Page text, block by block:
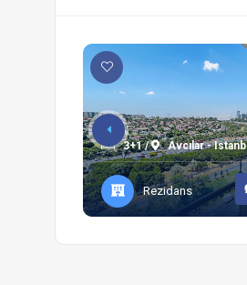
3+1 / Avcılar -
Rezidans